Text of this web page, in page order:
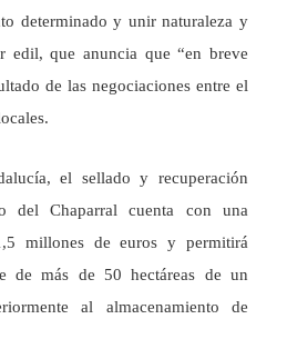
determinado y unir naturaleza y
edil, que anuncia que “en breve
de las negociaciones entre el
el sellado y recuperación
del Chaparral cuenta con una
millones de euros y permitirá
de más de 50 hectáreas de un
al almacenamiento de